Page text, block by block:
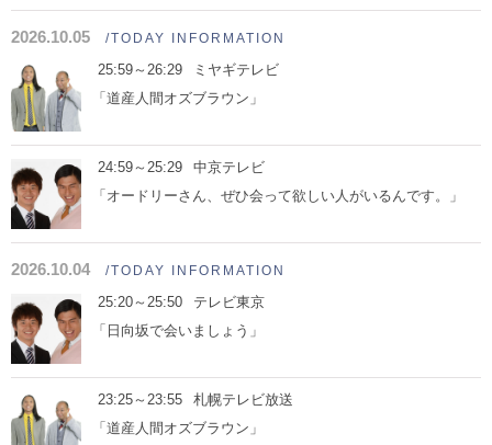
2026.10.05 /TODAY INFORMATION
25:59～26:29
ミヤギテレビ
「道産人間オズブラウン」
24:59～25:29
中京テレビ
「オードリーさん、ぜひ会って欲しい人がいるんです。」
2026.10.04 /TODAY INFORMATION
25:20～25:50
テレビ東京
「日向坂で会いましょう」
23:25～23:55
札幌テレビ放送
「道産人間オズブラウン」